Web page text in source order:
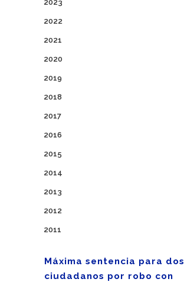
2023
2022
2021
2020
2019
2018
2017
2016
2015
2014
2013
2012
2011
Máxima sentencia para dos
ciudadanos por robo con